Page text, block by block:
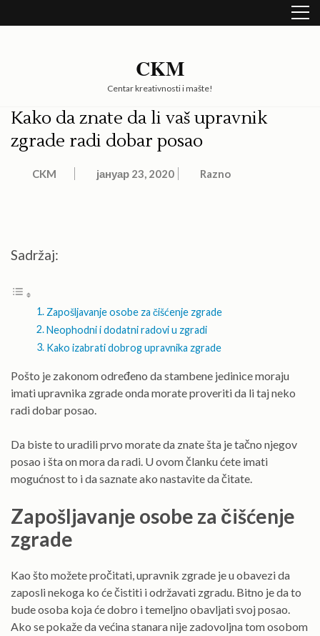
to
CKM
Centar kreativnosti i mašte!
Kako da znate da li vaš upravnik
zgrade radi dobar posao
CKM јануар 23, 2020 Razno
Sadržaj:
Zapošljavanje osobe za čišćenje zgrade
Neophodni i dodatni radovi u zgradi
Kako izabrati dobrog upravnika zgrade
Pošto je zakonom određeno da stambene jedinice moraju
imati upravnika zgrade onda morate proveriti da li taj neko
radi dobar posao.
Da biste to uradili prvo morate da znate šta je tačno njegov
posao i šta on mora da radi. U ovom članku ćete imati
mogućnost to i da saznate ako nastavite da čitate.
Zapošljavanje osobe za čišćenje
zgrade
Kao što možete pročitati, upravnik zgrade je u obavezi da
zaposli nekoga ko će čistiti i održavati zgradu. Bitno je da to
bude osoba koja će dobro i temeljno obavljati svoj posao.
Ako se pokaže da većina stanara nije zadovoljna tom osobom